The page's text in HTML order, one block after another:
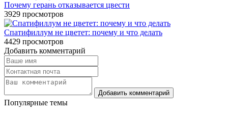
Почему герань отказывается цвести
3929 просмотров
Спатифиллум не цветет: почему и что делать
4429 просмотров
Добавить комментарий
Популярные темы